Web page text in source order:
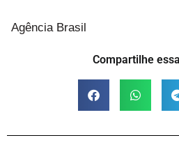
Agência Brasil
Compartilhe